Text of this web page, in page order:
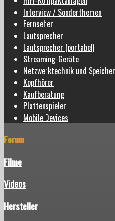
Interview / Sonderthemen
Fernseher
Lautsprecher
Lautsprecher (portabel)
Streaming-Geräte
Netzwerktechnik und Speicher
Kopfhörer
Kaufberatung
Plattenspieler
Mobile Devices
Forum
Filme
Videos
Hersteller